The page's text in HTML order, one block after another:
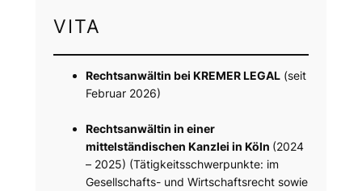
VITA
Rechtsanwältin bei KREMER LEGAL (seit
Februar 2026)
Rechtsanwältin in einer
mittelständischen Kanzlei in Köln (2024
– 2025) (Tätigkeitsschwerpunkte: im
Gesellschafts- und Wirtschaftsrecht sowie